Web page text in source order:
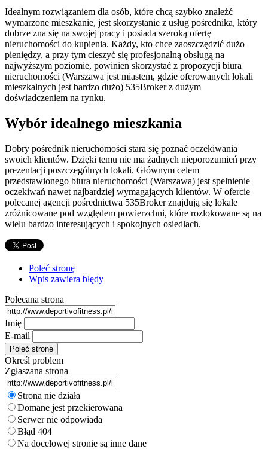
Idealnym rozwiązaniem dla osób, które chcą szybko znaleźć
wymarzone mieszkanie, jest skorzystanie z usług pośrednika, który
dobrze zna się na swojej pracy i posiada szeroką ofertę
nieruchomości do kupienia. Każdy, kto chce zaoszczędzić dużo
pieniędzy, a przy tym cieszyć się profesjonalną obsługą na
najwyższym poziomie, powinien skorzystać z propozycji biura
nieruchomości (Warszawa jest miastem, gdzie oferowanych lokali
mieszkalnych jest bardzo dużo) 535Broker z dużym
doświadczeniem na rynku.
Wybór idealnego mieszkania
Dobry pośrednik nieruchomości stara się poznać oczekiwania
swoich klientów. Dzięki temu nie ma żadnych nieporozumień przy
prezentacji poszczególnych lokali. Głównym celem
przedstawionego biura nieruchomości (Warszawa) jest spełnienie
oczekiwań nawet najbardziej wymagających klientów. W ofercie
polecanej agencji pośrednictwa 535Broker znajdują się lokale
zróżnicowane pod względem powierzchni, które rozlokowane są na
wielu bardzo interesujących i spokojnych osiedlach.
Poleć stronę
Wpis zawiera błędy
Polecana strona
Imię
E-mail
Określ problem
Zgłaszana strona
Strona nie działa
Domane jest przekierowana
Serwer nie odpowiada
Błąd 404
Na docelowej stronie są inne dane